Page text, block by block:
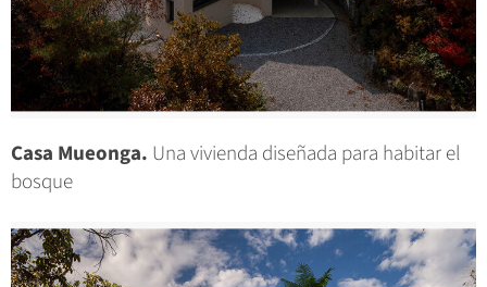
Casa Mueonga. Una vivienda diseñada para habitar el
bosque